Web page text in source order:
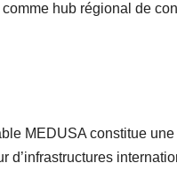
hub régional de
MEDUSA constitue
d’infrastructures